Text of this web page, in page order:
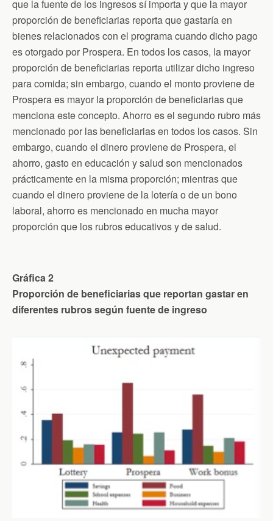
que la fuente de los ingresos sí importa y que la mayor
proporción de beneficiarias reporta que gastaría en
bienes relacionados con el programa cuando dicho pago
es otorgado por Prospera. En todos los casos, la mayor
proporción de beneficiarias reporta utilizar dicho ingreso
para comida; sin embargo, cuando el monto proviene de
Prospera es mayor la proporción de beneficiarias que
menciona este concepto. Ahorro es el segundo rubro más
mencionado por las beneficiarias en todos los casos. Sin
embargo, cuando el dinero proviene de Prospera, el
ahorro, gasto en educación y salud son mencionados
prácticamente en la misma proporción; mientras que
cuando el dinero proviene de la lotería o de un bono
laboral, ahorro es mencionado en mucha mayor
proporción que los rubros educativos y de salud.
Gráfica 2
Proporción de beneficiarias que reportan gastar en
diferentes rubros según fuente de ingreso